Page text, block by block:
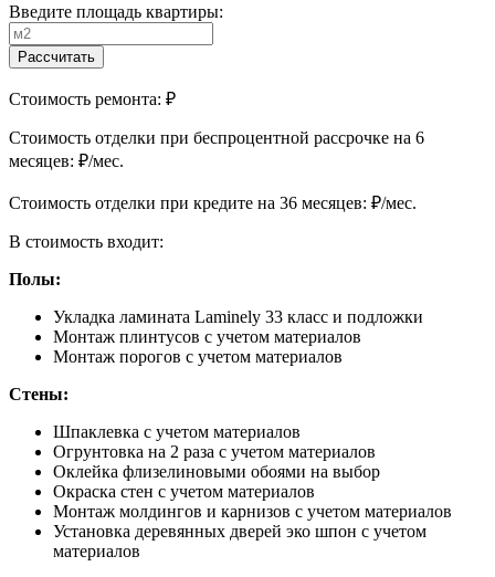
Введите площадь квартиры:
Рассчитать
Стоимость ремонта: ₽
Cтоимость отделки при беспроцентной рассрочке на 6
месяцев: ₽/мес.
Cтоимость отделки при кредите на 36 месяцев: ₽/мес.
В стоимость входит:
Полы:
Укладка ламината Laminely 33 класс и подложки
Монтаж плинтусов с учетом материалов
Монтаж порогов с учетом материалов
Стены:
Шпаклевка с учетом материалов
Огрунтовка на 2 раза с учетом материалов
Оклейка флизелиновыми обоями на выбор
Окраска стен с учетом материалов
Монтаж молдингов и карнизов с учетом материалов
Установка деревянных дверей эко шпон с учетом
материалов